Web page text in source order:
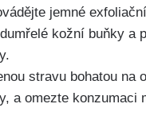
jemné⁤
kožní buňky a
stravu bohatou na
a omezte konzumaci